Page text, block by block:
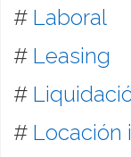
# Laboral
# Leasing
#
# Locación